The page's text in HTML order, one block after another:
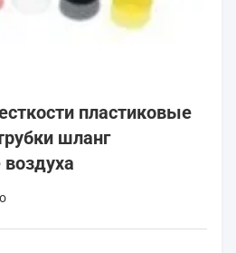
пластиковые
шланг